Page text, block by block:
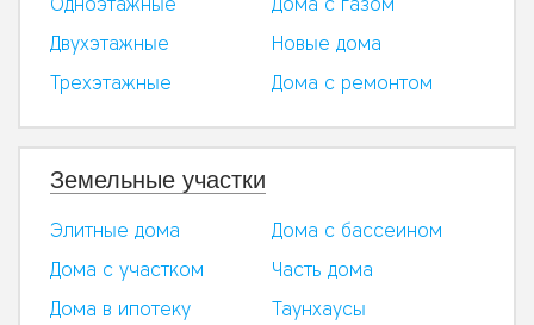
Двухэтажные
Трехэтажные
Новые дома
Дома с ремонтом
Земельные участки
Элитные дома
Дома с участком
Дома в ипотеку
Дома с бассеином
Часть дома
Таунхаусы